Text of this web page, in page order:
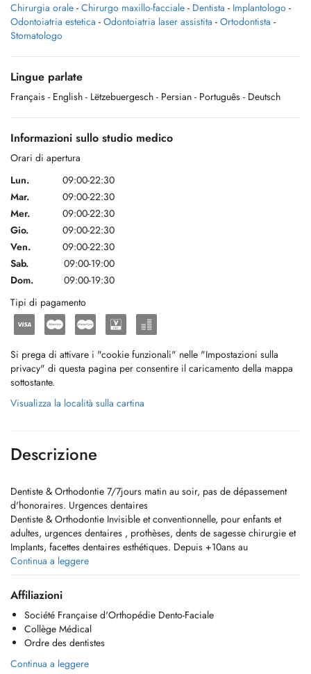
Chirurgia orale - Chirurgo maxillo-facciale - Dentista - Implantologo -
Odontoiatria estetica - Odontoiatria laser assistita - Ortodontista -
Stomatologo
Lingue parlate
Français - English - Lëtzebuergesch - Persian - Português - Deutsch
Informazioni sullo studio medico
Orari di apertura
Lun.
09:00-22:30
Mar.
09:00-22:30
Mer.
09:00-22:30
Gio.
09:00-22:30
Ven.
09:00-22:30
Sab.
09:00-19:00
Dom.
09:00-19:30
Tipi di pagamento
Si prega di attivare i "cookie funzionali" nelle "Impostazioni sulla
privacy" di questa pagina per consentire il caricamento della mappa
sottostante.
Visualizza la località sulla cartina
Descrizione
Dentiste & Orthodontie 7/7jours matin au soir, pas de dépassement
d'honoraires. Urgences dentaires
Dentiste & Orthodontie Invisible et conventionnelle, pour enfants et
adultes, urgences dentaires , prothèses, dents de sagesse chirurgie et
Implants, facettes dentaires esthétiques. Depuis +10ans au
Luxembourg.
Cabinet dentaire ouvert durant les vacances.
Grand parking gratuit à proximité du cabinet. N'hésitez pas à prendre
rendez-vous du lundi au dimanche le cabinet est ouvert, rendez-vous
en ligne ou par téléphone. Accès handicapés et personnes âgées.
Les créneaux après 20h et dimanches sont réservés aux urgences
Continua a leggere
Affiliazioni
Société Française d'Orthopédie Dento-Faciale
Collège Médical
Ordre des dentistes
Continua a leggere